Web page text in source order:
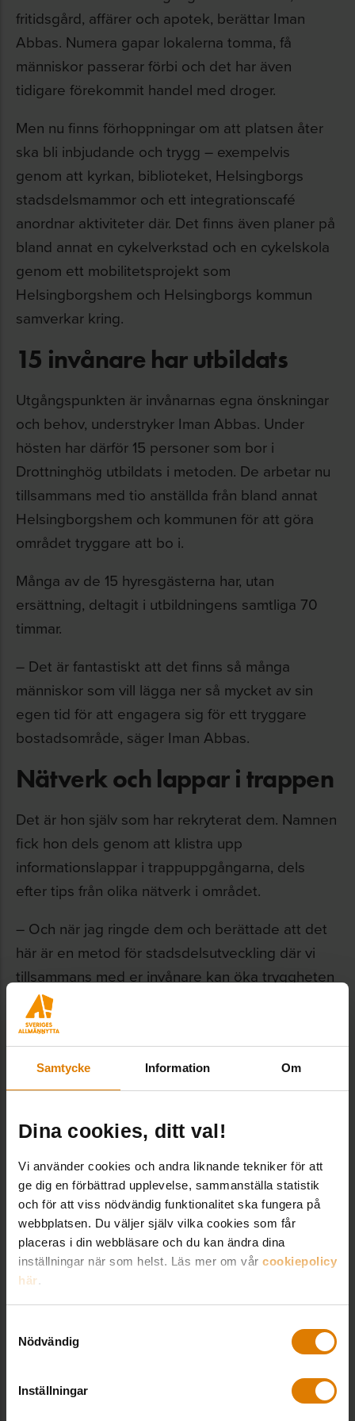
Samtycke Information Om
Dina cookies, ditt val!
Vi använder cookies och andra liknande tekniker för att
ge dig en förbättrad upplevelse, sammanställa statistik
och för att viss nödvändig funktionalitet ska fungera på
webbplatsen. Du väljer själv vilka cookies som får
placeras i din webbläsare och du kan ändra dina
inställningar när som helst. Läs mer om vår cookiepolicy
här.
Nödvändig
Inställningar
fritidsgård, affärer och apotek, berättar Iman
Abbas. Numera gapar lokalerna tomma, få
människor passerar förbi och det har även
tidigare förekommit handel med droger.
Men nu finns förhoppningar om att platsen åter
ska bli inbjudande och trygg – exempelvis
genom att kyrkan, biblioteket, Helsingborgs
stadsdelsmammor och ett integrationscafé
anordnar aktiviteter där. Det finns även planer på
bland annat en cykelverkstad och en cykelskola
genom ett mobilitetsprojekt som
Helsingborgshem och Helsingborgs kommun
samverkar kring.
15 invånare har utbildats
Utgångspunkten är invånarnas egna önskningar
och behov, understryker Iman Abbas. Under
hösten har därför 15 personer som bor i
Drottninghög utbildats i metoden. De arbetar nu
tillsammans med tio anställda från bland annat
Helsingborgshem och kommunen för att göra
området tryggare att bo i.
Många av de 15 hyresgästerna har, utan
ersättning, deltagit i utbildningens samtliga 70
timmar.
– Det är fantastiskt att det finns så många
människor som vill lägga ner så mycket av sin
egen tid för att engagera sig för ett tryggare
bostadsområde, säger Iman Abbas.
Nätverk och lappar i trappen
Det är hon själv som har rekryterat dem. Namnen
fick hon dels genom att klistra upp
informationslappar i trappuppgångarna, dels
efter tips från olika nätverk i området.
– Och när jag ringde dem och berättade att det
här är en metod för stadsdelsutveckling där vi
tillsammans med er invånare kan öka tryggheten
på området – då behövde jag knappt säga mer.
De sa ja på en gång! Det var så häftigt, säger
hon.
– Vi har också lyckats locka till oss en variation
kunna täcka in så mycket som möjligt av de
behov som olika målgrupper kan tänkas ha.
”Anställda ska ta ett steg
tillbaka”
Nu planeras studiecirklar och andra aktiviteter för
att få ännu fler hyresgäster att engagera sig. På
sikt är tanken att skapa någon typ av förening
(neighbourhood association) i området.
– Målsättningen framåt är att invånarna ska ta en
alltmer framträdande roll – och att vi som är